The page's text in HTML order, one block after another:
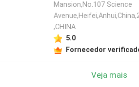
Mansion,No.107 Science
,CHINA
5.0
Fornecedor
Veja mais